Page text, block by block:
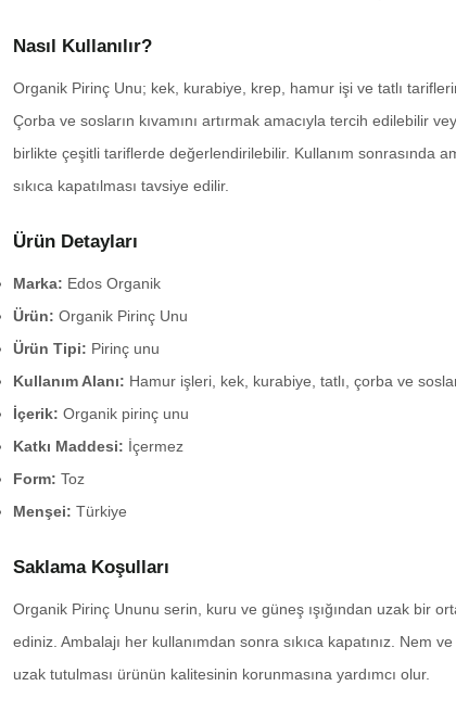
Nasıl Kullanılır?
Organik Pirinç Unu; kek, kurabiye, krep, hamur işi ve tatlı
Çorba ve sosların kıvamını artırmak amacıyla tercih edilebilir
birlikte çeşitli tariflerde değerlendirilebilir. Kullanım sonrasında
sıkıca kapatılması tavsiye edilir.
Ürün Detayları
Marka: Edos Organik
Ürün: Organik Pirinç Unu
Ürün Tipi: Pirinç unu
Kullanım Alanı: Hamur işleri, kek, kurabiye, tatlı, çorba ve
İçerik: Organik pirinç unu
Katkı Maddesi: İçermez
Form: Toz
Menşei: Türkiye
Saklama Koşulları
Organik Pirinç Ununu serin, kuru ve güneş ışığından uzak bir
ediniz. Ambalajı her kullanımdan sonra sıkıca kapatınız. Nem
uzak tutulması ürünün kalitesinin korunmasına yardımcı olur.